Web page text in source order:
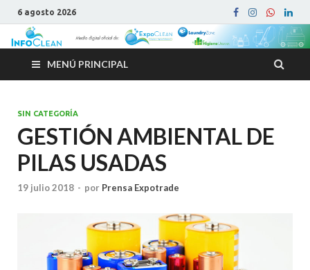
6 agosto 2026
MENÚ PRINCIPAL
SIN CATEGORÍA
GESTIÓN AMBIENTAL DE
PILAS USADAS
19 julio 2018 - por Prensa Expotrade